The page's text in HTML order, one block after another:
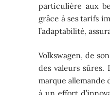
particulière aux
grâce à ses tarifs
l’adaptabilité,
Volkswagen, de
des valeurs sûres.
marque allemande
à un effort